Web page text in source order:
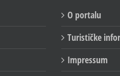
O portalu
Turističke
Impressum